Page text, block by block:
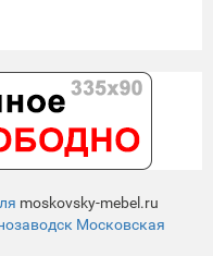
moskovsky-mebel.ru
Московская